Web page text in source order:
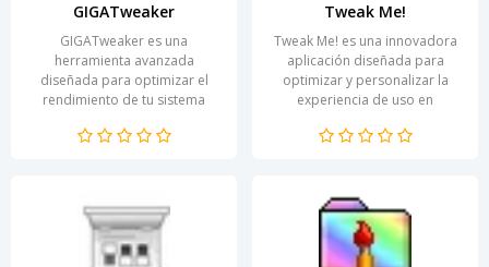
GIGATweaker
GIGATweaker es una
herramienta avanzada
diseñada para optimizar el
rendimiento de tu sistema
permite personalizar
Tweak Me!
Tweak Me! es una innovadora
aplicación diseñada para
optimizar y personalizar la
experiencia de uso en
enfoque en la...